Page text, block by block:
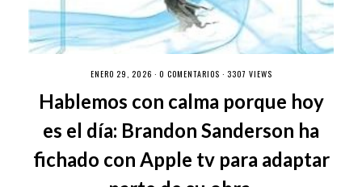
ENERO 29, 2026 · 0 COMENTARIOS · 3307 VIEWS
Hablemos con calma porque hoy
es el día: Brandon Sanderson ha
fichado con Apple tv para adaptar